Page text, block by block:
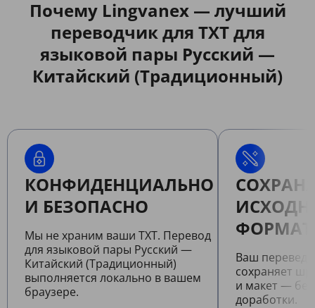
Почему Lingvanex — лучший
переводчик для TXT для
языковой пары Русский —
Китайский (Традиционный)
КОНФИДЕНЦИАЛЬНО
И БЕЗОПАСНО
Мы не храним ваши TXT. Перевод
для языковой пары Русский —
Китайский (Традиционный)
выполняется локально в вашем
браузере.
Ваш
сохраняет
и макет —
доработки.